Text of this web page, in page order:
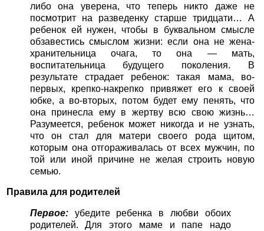
либо она уверена, что теперь никто даже не
посмотрит на разведенку старше тридцати… А
ребенок ей нужен, чтобы в буквальном смысле
обзавестись смыслом жизни: если она не жена-
хранительница очага, то она — мать,
воспитательница будущего поколения. В
результате страдает ребенок: такая мама, во-
первых, крепко-накрепко привяжет его к своей
юбке, а во-вторых, потом будет ему пенять, что
она принесла ему в жертву всю свою жизнь…
Разумеется, ребенок может никогда и не узнать,
что он стал для матери своего рода щитом,
которым она отгораживалась от всех мужчин, по
той или иной причине не желая строить новую
семью.
Правила для родителей
Первое:убедите ребенка в любви обоих
родителей. Для этого маме и папе надо